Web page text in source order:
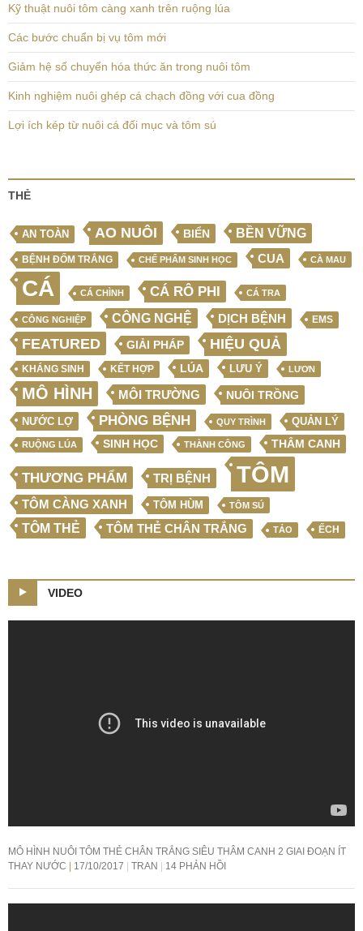
Kỹ thuật nuôi tôm càng xanh trên ruộng lúa
Các bước chuẩn bị vụ tôm mới
Giảm hệ số chuyển hóa thức ăn trong nuôi tôm
Kinh nghiệm nuôi ghép cá chạch đồng với cua đồng
Lợi ích kép từ nuôi cá đối mục và tôm sú
THẺ
AN TOÀN AO NUÔI BIỂN BỀN VỮNG
BỆNH ĐỐM TRẮNG CHẾ PHẨM SINH HỌC CUA CÀ MAU
CÁ CÁ CHÌNH CÁ RÔ PHI CÁ TRA
CÔNG NGHIỆP CÔNG NGHỆ DỊCH BỆNH EMS
FEATURED GIẢI PHÁP HIỆU QUẢ
KHÁNG SINH KẾT HỢP LÚA LƯU Ý LƯƠN
MÔ HÌNH MÔI TRƯỜNG NUÔI TRỒNG
NƯỚC LỢ PHÒNG BỆNH QUY TRÌNH QUẢN LÝ
RUỘNG LÚA SINH HỌC THÀNH CÔNG THÂM CANH
THƯƠNG PHẨM TRỊ BỆNH TÔM
TÔM CÀNG XANH TÔM HÙM TÔM SÚ
TÔM THẺ TÔM THẺ CHÂN TRẮNG TẢO ẾCH
VIDEO
MÔ HÌNH NUÔI TÔM THẺ CHÂN TRẮNG SIÊU THÂM CANH 2 GIAI ĐOẠN ÍT
THAY NƯỚC
17/10/2017 TRAN 14 PHẢN HỒI